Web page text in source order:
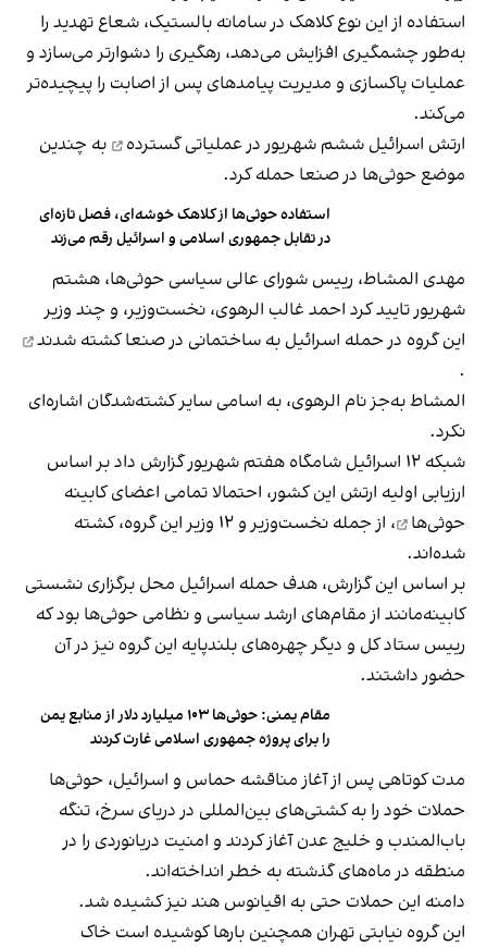
استفاده از این نوع کلاهک در سامانه بالستیک، شعاع تهدید را
به‌طور چشمگیری افزایش می‌دهد، رهگیری را دشوارتر می‌سازد و
عملیات پاکسازی و مدیریت پیامدهای پس از اصابت را پیچیده‌تر
می‌کند.
ارتش اسرائیل ششم شهریور درعملیاتی گسترده
به چندین
موضع حوثی‌ها در صنعا حمله کرد.
استفاده حوثی‌ها از کلاهک خوشه‌ای، فصل تازه‌ای
در تقابل جمهوری اسلامی و اسرائیل رقم می‌زند
مهدی المشاط، رییس شورای عالی سیاسی حوثی‌ها، هشتم
شهریور تایید کرد احمد غالب الرهوی، نخست‌وزیر، و چند وزیر
این گروه در حمله اسرائیل به ساختمانی در صنعاکشته شدند
.
المشاط به‌جز نام الرهوی، به اسامی سایر کشته‌شدگان اشاره‌ای
نکرد.
شبکه ۱۲ اسرائیل شامگاه هفتم شهریور گزارش داد بر اساس
ارزیابی اولیه ارتش این کشور، احتمالاتمامی اعضای کابینه
حوثی‌ها
، از جمله نخست‌وزیر و ۱۲ وزیر این گروه، کشته
شده‌اند.
بر اساس این گزارش، هدف حمله اسرائیل محل برگزاری نشستی
کابینه‌مانند از مقام‌های ارشد سیاسی و نظامی حوثی‌ها بود که
رییس ستاد کل و دیگر چهره‌های بلندپایه این گروه نیز در آن
حضور داشتند.
مقام یمنی: حوثی‌ها ۱۰۳ میلیارد دلار از منابع یمن
را برای پروژه جمهوری اسلامی غارت کردند
مدت کوتاهی پس از آغاز مناقشه حماس و اسرائیل، حوثی‌ها
حملات خود را به کشتی‌های بین‌المللی در دریای سرخ، تنگه
باب‌المندب و خلیج عدن آغاز کردند و امنیت دریانوردی را در
منطقه در ماه‎‌های گذشته به خطر انداخته‌اند.
دامنه این حملات حتی به اقیانوس هند نیز کشیده شد.
این گروه نیابتی تهران همچنین بارها کوشیده‌ است خاک